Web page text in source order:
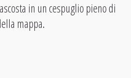
in un cespuglio pieno di
mappa.